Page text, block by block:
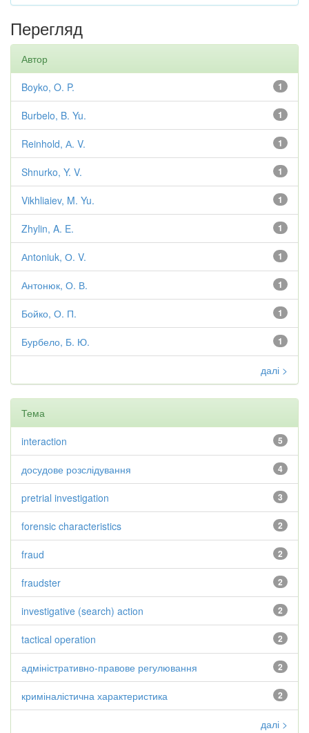
Перегляд
Автор
1
Boyko, O. P.
1
Burbelo, B. Yu.
1
Reinhold, А. V.
1
Shnurko, Y. V.
1
Vikhliaiev, M. Yu.
1
Zhylin, A. E.
1
Аntoniuk, О. V.
1
Антонюк, О. В.
1
Бойко, О. П.
1
Бурбело, Б. Ю.
далі >
Тема
5
interaction
4
досудове розслідування
3
pretrial investigation
2
forensic characteristics
2
fraud
2
fraudster
2
investigative (search) action
2
tactical operation
2
адміністративно-правове регулювання
2
криміналістична характеристика
далі >